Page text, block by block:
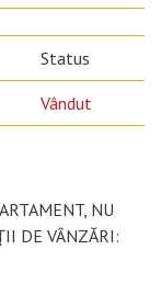
Status
Vândut
NU
DE VÂNZĂRI: